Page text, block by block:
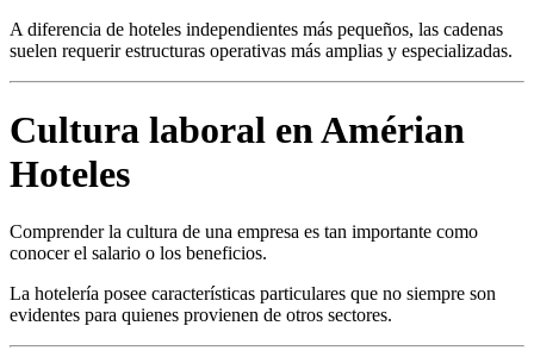
A diferencia de hoteles independientes más pequeños, las cadenas
suelen requerir estructuras operativas más amplias y especializadas.
Cultura laboral en Amérian
Hoteles
Comprender la cultura de una empresa es tan importante como
conocer el salario o los beneficios.
La hotelería posee características particulares que no siempre son
evidentes para quienes provienen de otros sectores.